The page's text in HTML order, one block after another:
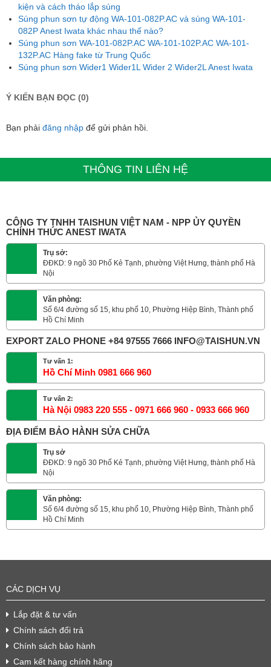
kiện và cách tháo lắp súng
Súng phun sơn tự động WA-101-082P.AC và súng WA-101-
082P Anest Iwata khác nhau thế nào?
Súng phun sơn WA-101-082P.AC WA-101-102P.AC WA-101-
132P.AC Hàng fake từ Trung Quốc
Súng phun sơn Wider1 Wider1L Wider 2 Wider2L Anest Iwata
Ý KIẾN BẠN ĐỌC (0)
Bạn phải đăng nhập để gửi phản hồi.
THÔNG TIN LIÊN HỆ
CÔNG TY TNHH TAISHUN VIỆT NAM - NPP ỦY QUYỀN
CHÍNH THỨC ANEST IWATA
Trụ sở:
ĐĐKD: 9 ngõ 30 Phố Kẻ Tạnh, phường Việt Hưng, thành phố Hà
Nội
Văn phòng:
Số 6/4 đường số 15, khu phố 10, Phường Hiệp Bình, Thành phố
Hồ Chí Minh
EXPORT ZALO PHONE +84 97555 7666 INFO@TAISHUN.VN
Tư vấn 1:
Hồ Chí Minh 0981 666 960
Tư vấn 2:
Hà Nội 0983 220 555 - 0971 666 960 - 0933 666 960
ĐỊA ĐIỂM BẢO HÀNH SỬA CHỮA
Trụ sở
ĐĐKD: 9 ngõ 30 Phố Kẻ Tạnh, phường Việt Hưng, thành phố Hà
Nội
Văn phòng:
Số 6/4 đường số 15, khu phố 10, Phường Hiệp Bình, Thành phố
Hồ Chí Minh
CÁC DỊCH VỤ
Lắp đặt & tư vấn
Chính sách đổi trả
Chính sách bảo hành
Cam kết hàng chính hãng